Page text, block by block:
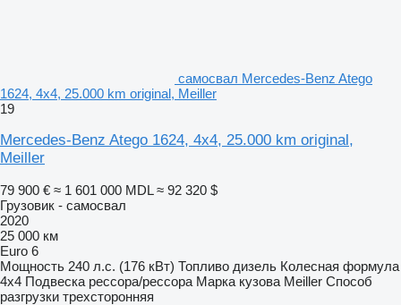
самосвал Mercedes-Benz Atego
1624, 4x4, 25.000 km original, Meiller
19
Mercedes-Benz Atego 1624, 4x4, 25.000 km original,
Meiller
79 900 € ≈ 1 601 000 MDL ≈ 92 320 $
Грузовик - самосвал
2020
25 000 км
Euro 6
Мощность 240 л.с. (176 кВт) Топливо дизель Колесная формула
4x4 Подвеска рессора/рессора Марка кузова Meiller Способ
разгрузки трехсторонняя